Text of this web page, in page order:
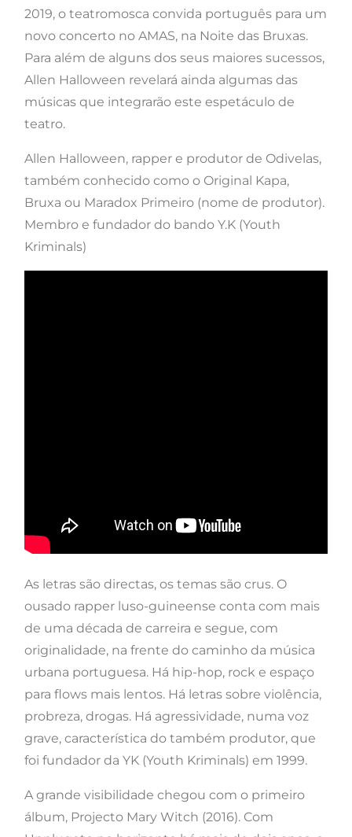
2019, o teatromosca convida português para um
novo concerto no AMAS, na Noite das Bruxas.
Para além de alguns dos seus maiores sucessos,
Allen Halloween revelará ainda algumas das
músicas que integrarão este espetáculo de
teatro.
Allen Halloween, rapper e produtor de Odivelas,
também conhecido como o Original Kapa,
Bruxa ou Maradox Primeiro (nome de produtor).
Membro e fundador do bando Y.K (Youth
Kriminals)
As letras são directas, os temas são crus. O
ousado rapper luso-guineense conta com mais
de uma década de carreira e segue, com
originalidade, na frente do caminho da música
urbana portuguesa. Há hip-hop, rock e espaço
para flows mais lentos. Há letras sobre violência,
probreza, drogas. Há agressividade, numa voz
grave, característica do também produtor, que
foi fundador da YK (Youth Kriminals) em 1999.
A grande visibilidade chegou com o primeiro
álbum, Projecto Mary Witch (2016). Com